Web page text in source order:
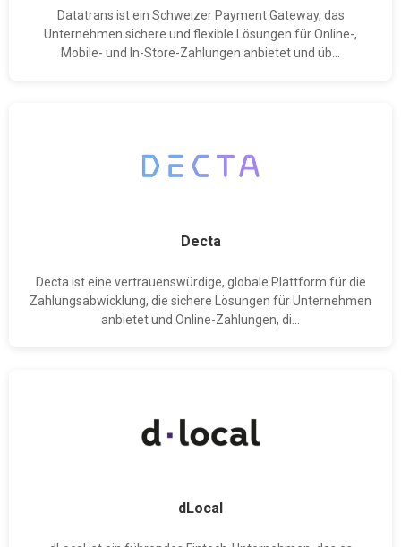
Datatrans ist ein Schweizer Payment Gateway, das
Unternehmen sichere und flexible Lösungen für Online-,
Mobile- und In-Store-Zahlungen anbietet und üb...
Decta
Decta ist eine vertrauenswürdige, globale Plattform für die
Zahlungsabwicklung, die sichere Lösungen für Unternehmen
anbietet und Online-Zahlungen, di...
dLocal